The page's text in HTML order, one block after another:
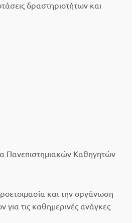
δραστηριοτήτων και
Πανεπιστημιακών Καθηγητών
και την οργάνωση
για τις καθημερινές ανάγκες